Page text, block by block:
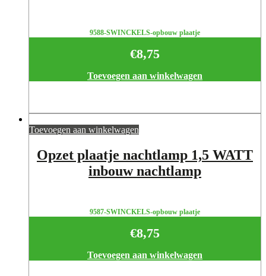
9588-SWINCKELS-opbouw plaatje
€8,75
Toevoegen aan winkelwagen
Toevoegen aan winkelwagen
Opzet plaatje nachtlamp 1,5 WATT
inbouw nachtlamp
9587-SWINCKELS-opbouw plaatje
€8,75
Toevoegen aan winkelwagen